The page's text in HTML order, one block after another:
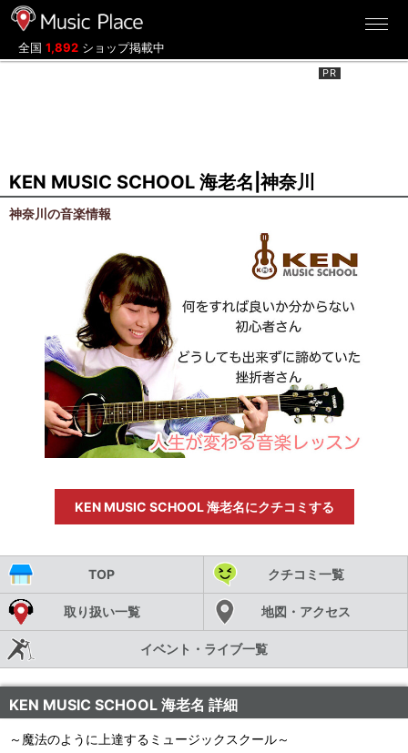
全国 1,892 ショップ掲載中
KEN MUSIC SCHOOL 海老名|神奈川
神奈川の音楽情報
KEN MUSIC SCHOOL 海老名にクチコミする
TOP クチコミ一覧
取り扱い一覧 地図・アクセス
イベント・ライブ一覧
KEN MUSIC SCHOOL 海老名 詳細
～魔法のように上達するミュージックスクール～